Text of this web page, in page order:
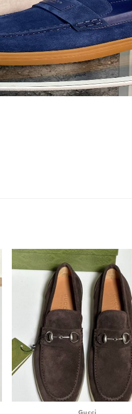
Gucci